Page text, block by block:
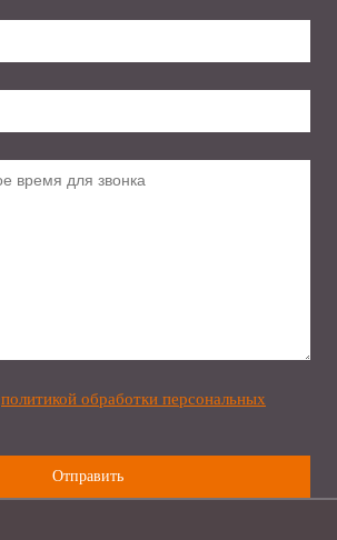
политикой обработки персональных